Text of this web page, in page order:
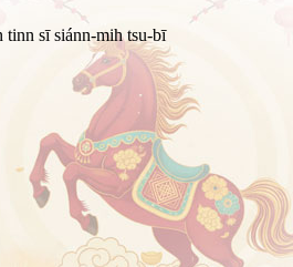
sī siánn-mih tsu-bī